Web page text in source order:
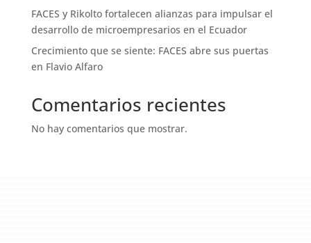
FACES y Rikolto fortalecen alianzas para impulsar el
desarrollo de microempresarios en el Ecuador
Crecimiento que se siente: FACES abre sus puertas
en Flavio Alfaro
Comentarios recientes
No hay comentarios que mostrar.